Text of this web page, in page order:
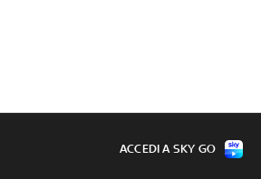
ACCEDI A SKY GO